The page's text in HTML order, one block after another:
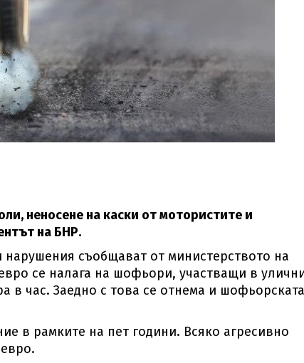
неносене на каски от мотористите и
на БНР.
съобщават от министерството на
се налага на шофьори, участващи в
в час. Заедно с това се отнема и шофьорската
в рамките на пет години. Всяко агресивно